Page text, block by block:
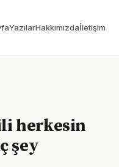
YazılarHakkımızdaİletişim
herkesin
şey